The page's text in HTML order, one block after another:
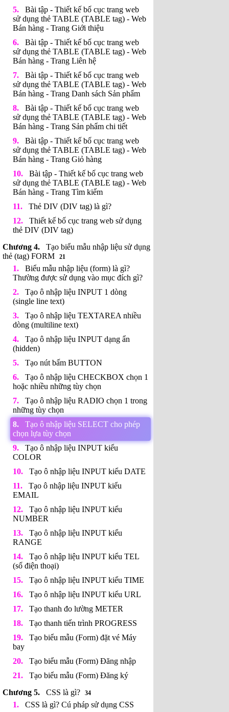
Bài tập - Thiết kế bố cục trang web
sử dụng thẻ TABLE (TABLE tag) - Web
Bán hàng - Trang Giới thiệu
Bài tập - Thiết kế bố cục trang web
sử dụng thẻ TABLE (TABLE tag) - Web
Bán hàng - Trang Liên hệ
Bài tập - Thiết kế bố cục trang web
sử dụng thẻ TABLE (TABLE tag) - Web
Bán hàng - Trang Danh sách Sản phẩm
Bài tập - Thiết kế bố cục trang web
sử dụng thẻ TABLE (TABLE tag) - Web
Bán hàng - Trang Sản phẩm chi tiết
Bài tập - Thiết kế bố cục trang web
sử dụng thẻ TABLE (TABLE tag) - Web
Bán hàng - Trang Giỏ hàng
Bài tập - Thiết kế bố cục trang web
sử dụng thẻ TABLE (TABLE tag) - Web
Bán hàng - Trang Tìm kiếm
Thẻ DIV (DIV tag) là gì?
Thiết kế bố cục trang web sử dụng
thẻ DIV (DIV tag)
Tạo biểu mẫu nhập liệu sử dụng
thẻ (tag) FORM
21
Biểu mẫu nhập liệu (form) là gì?
Thường được sử dụng vào mục đích gì?
Tạo ô nhập liệu INPUT 1 dòng
(single line text)
Tạo ô nhập liệu TEXTAREA nhiều
dòng (multiline text)
Tạo ô nhập liệu INPUT dạng ẩn
(hidden)
Tạo nút bấm BUTTON
Tạo ô nhập liệu CHECKBOX chọn 1
hoặc nhiều những tùy chọn
Tạo ô nhập liệu RADIO chọn 1 trong
những tùy chọn
Tạo ô nhập liệu SELECT cho phép
chọn lựa tùy chọn
Tạo ô nhập liệu INPUT kiểu
COLOR
Tạo ô nhập liệu INPUT kiểu DATE
Tạo ô nhập liệu INPUT kiểu
EMAIL
Tạo ô nhập liệu INPUT kiểu
NUMBER
Tạo ô nhập liệu INPUT kiểu
RANGE
Tạo ô nhập liệu INPUT kiểu TEL
(số điện thoại)
Tạo ô nhập liệu INPUT kiểu TIME
Tạo ô nhập liệu INPUT kiểu URL
Tạo thanh đo lường METER
Tạo thanh tiến trình PROGRESS
Tạo biểu mẫu (Form) đặt vé Máy
bay
Tạo biểu mẫu (Form) Đăng nhập
Tạo biểu mẫu (Form) Đăng ký
CSS là gì?
34
CSS là gì? Cú pháp sử dụng CSS